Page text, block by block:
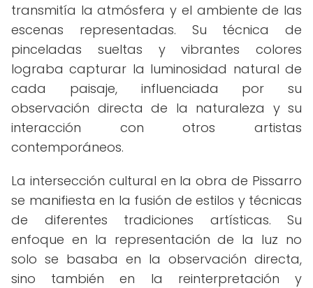
transmitía la atmósfera y el ambiente de las
escenas representadas. Su técnica de
pinceladas sueltas y vibrantes colores
lograba capturar la luminosidad natural de
cada paisaje, influenciada por su
observación directa de la naturaleza y su
interacción con otros artistas
contemporáneos.
La intersección cultural en la obra de Pissarro
se manifiesta en la fusión de estilos y técnicas
de diferentes tradiciones artísticas. Su
enfoque en la representación de la luz no
solo se basaba en la observación directa,
sino también en la reinterpretación y